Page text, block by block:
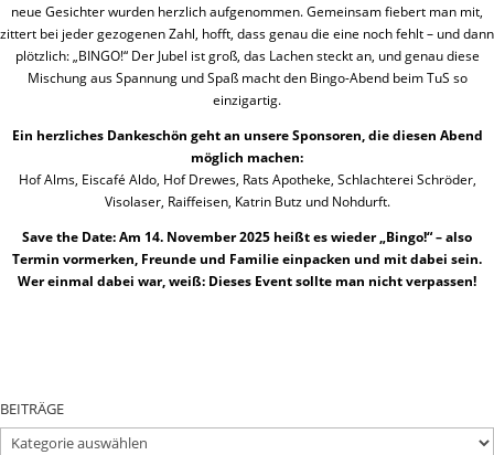
neue Gesichter wurden herzlich aufgenommen. Gemeinsam fiebert man mit,
zittert bei jeder gezogenen Zahl, hofft, dass genau die eine noch fehlt – und dann
plötzlich: „BINGO!“ Der Jubel ist groß, das Lachen steckt an, und genau diese
Mischung aus Spannung und Spaß macht den Bingo-Abend beim TuS so
einzigartig.
Ein herzliches Dankeschön geht an unsere Sponsoren, die diesen Abend
möglich machen:
Hof Alms, Eiscafé Aldo, Hof Drewes, Rats Apotheke, Schlachterei Schröder,
Visolaser, Raiffeisen, Katrin Butz und Nohdurft.
Save the Date: Am 14. November 2025 heißt es wieder „Bingo!“ – also
Termin vormerken, Freunde und Familie einpacken und mit dabei sein.
Wer einmal dabei war, weiß: Dieses Event sollte man nicht verpassen!
BEITRÄGE
BEITRÄGE